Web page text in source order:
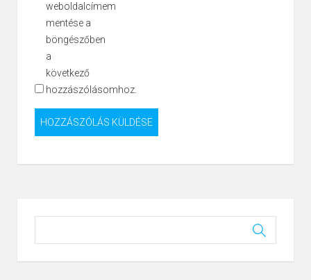
weboldalcímem
mentése a
böngészőben
a
következő
hozzászólásomhoz.